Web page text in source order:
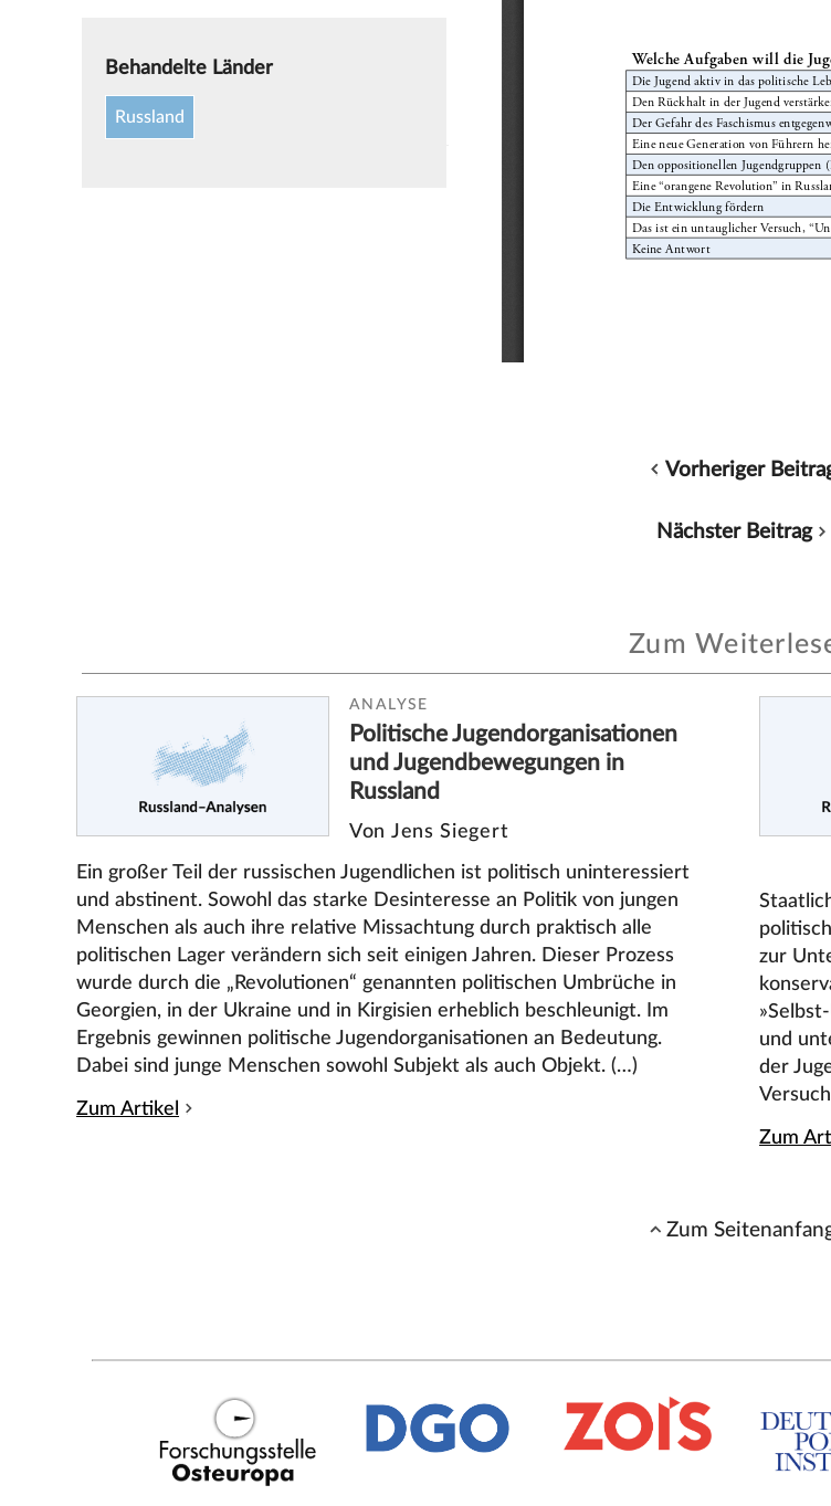
Behandelte Länder
Russland
Vorheriger
Nächster Beitrag
Zum
ANALYSE
Politische Jugendorganisationen
und Jugendbewegungen in
Russland
Von Jens Siegert
Ein großer Teil der russischen Jugendlichen ist politisch uninteressiert
und abstinent. Sowohl das starke Desinteresse an Politik von jungen
Menschen als auch ihre relative Missachtung durch praktisch alle
politischen Lager verändern sich seit einigen Jahren. Dieser Prozess
wurde durch die „Revolutionen“ genannten politischen Umbrüche in
Georgien, in der Ukraine und in Kirgisien erheblich beschleunigt. Im
Ergebnis gewinnen politische Jugendorganisationen an Bedeutung.
Dabei sind junge Menschen sowohl Subjekt als auch Objekt. (…)
Zum Artikel
zur
und
der
Zum
Zum